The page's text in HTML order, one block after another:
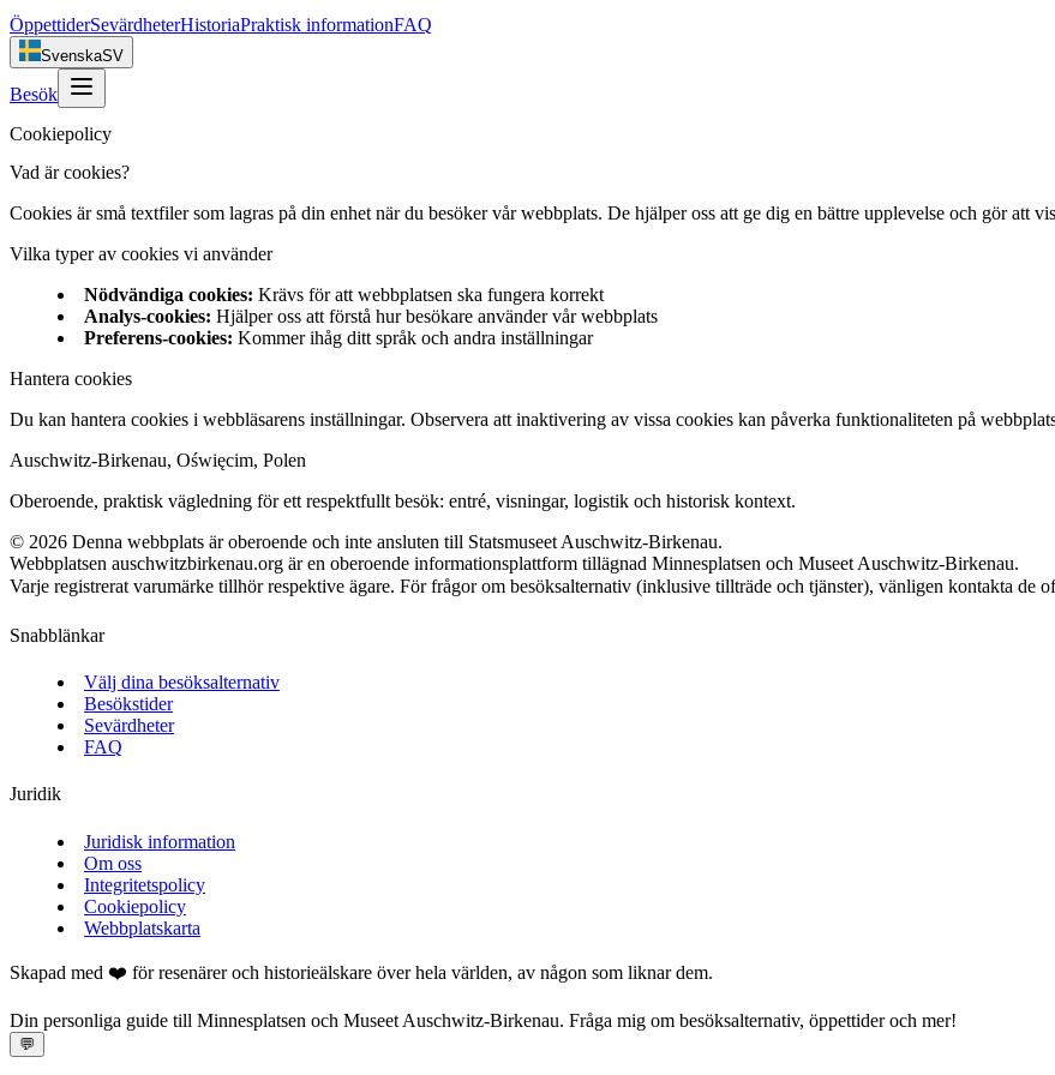
ÖppettiderSevärdheterHistoriaPraktisk informationFAQ
SvenskaSV
Besök
Cookiepolicy
Vad är cookies?
Cookies är små textfiler som lagras på din enhet när du besöker vår webbplats. De hjälper oss att ge dig en bättre upplevelse och gör att
Vilka typer av cookies vi använder
Nödvändiga cookies: Krävs för att webbplatsen ska fungera korrekt
Analys-cookies: Hjälper oss att förstå hur besökare använder vår webbplats
Preferens-cookies: Kommer ihåg ditt språk och andra inställningar
Hantera cookies
Du kan hantera cookies i webbläsarens inställningar. Observera att inaktivering av vissa cookies kan påverka funktionaliteten på
Auschwitz-Birkenau, Oświęcim, Polen
Oberoende, praktisk vägledning för ett respektfullt besök: entré, visningar, logistik och historisk kontext.
© 2026 Denna webbplats är oberoende och inte ansluten till Statsmuseet Auschwitz-Birkenau.
Webbplatsen auschwitzbirkenau.org är en oberoende informationsplattform tillägnad Minnesplatsen och Museet Auschwitz-Birkenau.
Varje registrerat varumärke tillhör respektive ägare. För frågor om besöksalternativ (inklusive tillträde och tjänster), vänligen kontakta de
Snabblänkar
Välj dina besöksalternativ
Besökstider
Sevärdheter
FAQ
Juridik
Juridisk information
Om oss
Integritetspolicy
Cookiepolicy
Webbplatskarta
Skapad med ❤️ för resenärer och historieälskare över hela världen, av någon som liknar dem.
Din personliga guide till Minnesplatsen och Museet Auschwitz-Birkenau. Fråga mig om besöksalternativ, öppettider och mer!
💬